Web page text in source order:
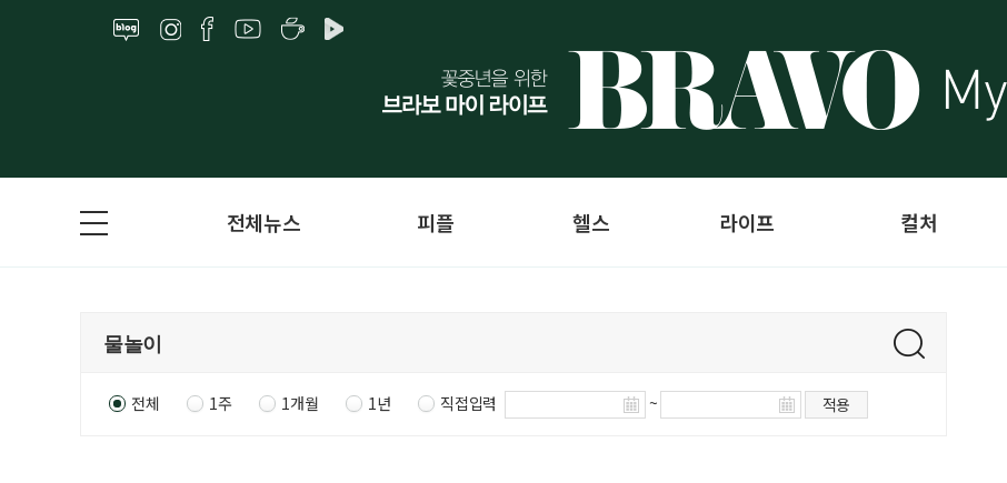
전체뉴스 피플 헬스 라이프 컬처
전체 1주 1개월 1년 직접입력 ~ 적용